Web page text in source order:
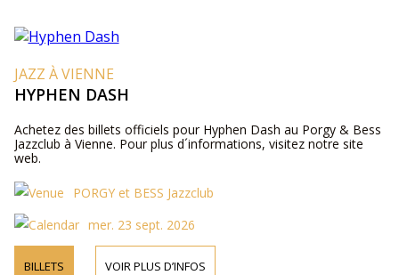
JAZZ À VIENNE
HYPHEN DASH
Achetez des billets officiels pour Hyphen Dash au Porgy & Bess
Jazzclub à Vienne. Pour plus d´informations, visitez notre site
web.
PORGY et BESS Jazzclub
mer. 23 sept. 2026
BILLETS VOIR PLUS D’INFOS